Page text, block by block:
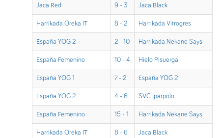
Jaca Red 9 - 3 Jaca Black
Harrikada Oreka IT 8 - 2 Harrikada Vitrogres
España YOG 2 2 - 10 Harrikada Nekane Says
España Femenino 10 - 4 Hielo Pisuerga
España YOG 1 7 - 2 España YOG 2
España YOG 2 4 - 6 SVC Iparpolo
España Femenino 15 - 1 Harrikada Nekane Says
Harrikada Oreka IT 8 - 6 Jaca Black